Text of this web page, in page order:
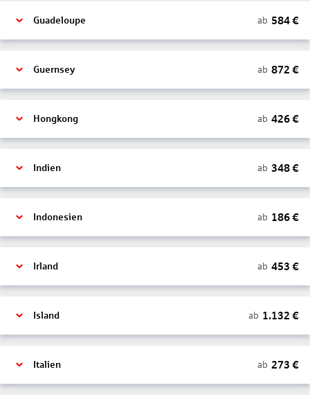
Guadeloupe ab 584€
Guernsey ab 872 €
Hongkong ab 426€
Indien ab 348€
Indonesien ab 186€
Irland ab 453 €
Island ab 1.132 €
Italien ab 273 €